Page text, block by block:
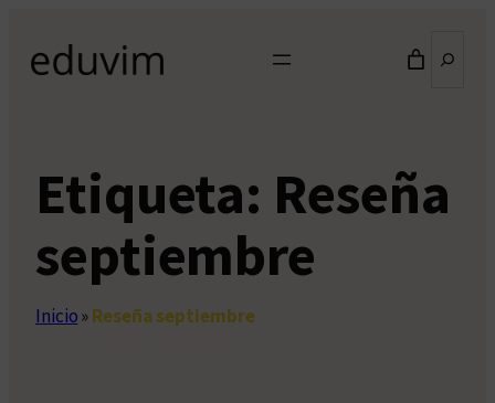
contenido
Etiqueta: Reseña
septiembre
Inicio»Reseña septiembre